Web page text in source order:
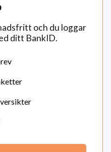
och du loggar
ditt BankID.